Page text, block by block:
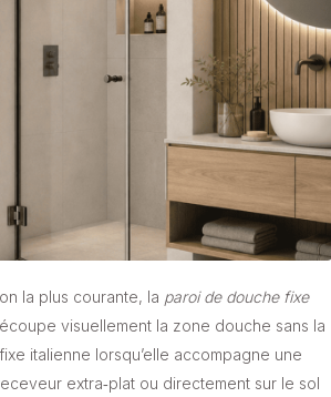
la plus courante, la paroi de douche fixe
visuellement la zone douche sans la
italienne lorsqu’elle accompagne une
extra‑plat ou directement sur le sol